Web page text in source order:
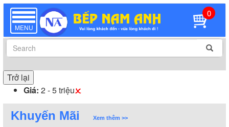
TOGGLE
NAVIGATION
MENU
0
Trở lại
Giá: 2 - 5 triệu
Khuyến Mãi Xem thêm >>